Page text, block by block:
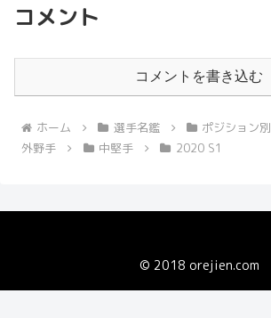
コメント
コメントを書き込む
ホーム 選手名鑑 ポジション別
外野手
中堅手 2020 S1
© 2018 orejien.com